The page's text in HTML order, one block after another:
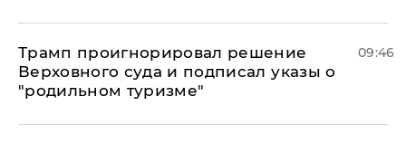
Трамп проигнорировал решение
Верховного суда и подписал указы о
"родильном туризме"
09:46